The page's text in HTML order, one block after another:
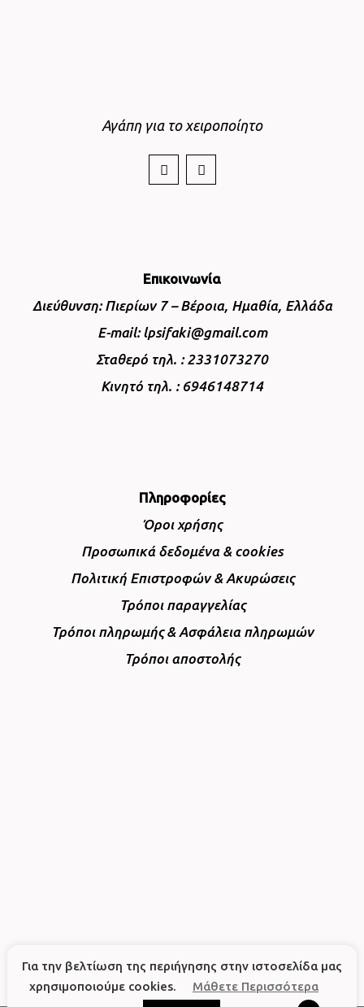
Αγάπη για το χειροποίητο
Επικοινωνία
Διεύθυνση: Πιερίων 7 – Βέροια, Ημαθία, Ελλάδα
E-mail: lpsifaki@gmail.com
Σταθερό τηλ. : 2331073270
Κινητό τηλ. : 6946148714
Πληροφορίες
Όροι χρήσης
Προσωπικά δεδομένα & cookies
Πολιτική Επιστροφών & Ακυρώσεις
Τρόποι παραγγελίας
Τρόποι πληρωμής & Ασφάλεια πληρωμών
Τρόποι αποστολής
Για την βελτίωση της περιήγησης στην ιστοσελίδα μας
χρησιμοποιούμε cookies.
Μάθετε Περισσότερα